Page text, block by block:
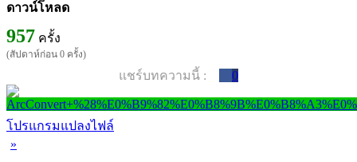
ดาวน์โหลด
957 ครั้ง
(สัปดาห์ก่อน 0 ครั้ง)
แชร์บทความนี้ : 0
โปรแกรมแปลงไฟล์
»